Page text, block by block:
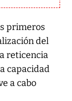
primeros
del
reticencia
capacidad
a cabo